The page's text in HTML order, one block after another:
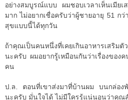
อย่างสมบูรณ์แบบ ผมชอบเวลาเห็นเมีย
มาก ไม่อยากเชื่อครับว่าผู้ชายอายุ 51 ก
สุขแบบนี้ได้ทุกวัน
ถ้าคุณเป็นคนหนึ่งที่เคยเกินอาหารเสริม
นะครับ ผมอยากรู้เหมือนกันว่าเรื่องของ
คน
ป.ล. ตอนที่เขาส่งมาที่บ้านผม บนกล่องพั
นะครับ มั่นใจได้ ไม่มีใครรู้แน่นอนว่าคุณ